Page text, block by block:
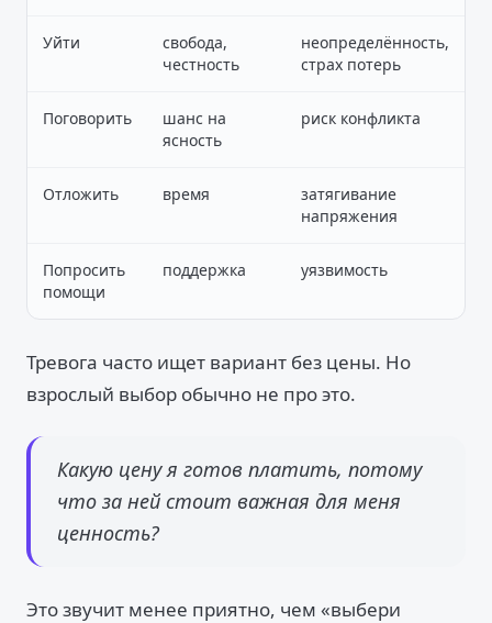
Уйти
свобода,
честность
неопределённость,
страх потерь
Поговорить
шанс на
ясность
риск конфликта
Отложить время
затягивание
напряжения
Попросить
помощи
поддержка уязвимость
Тревога часто ищет вариант без цены. Но
взрослый выбор обычно не про это.
Какую цену я готов платить, потому
что за ней стоит важная для меня
ценность?
Это звучит менее приятно, чем «выбери